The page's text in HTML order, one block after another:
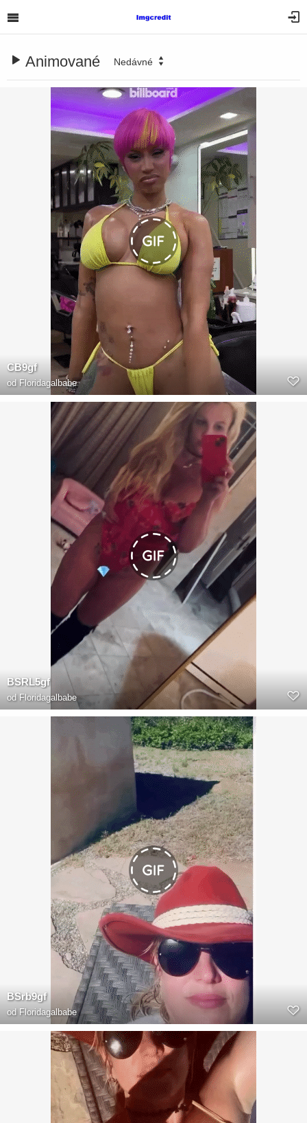
Animované Nedávné
CB9gf
od Floridagalbabe
BSRL5gf
od Floridagalbabe
BSrb9gf
od Floridagalbabe